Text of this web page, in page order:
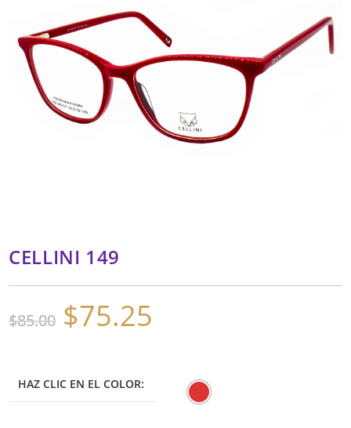
CELLINI 149
$85.00
El
precio
original
$75.25
HAZ CLIC EN EL COLOR: